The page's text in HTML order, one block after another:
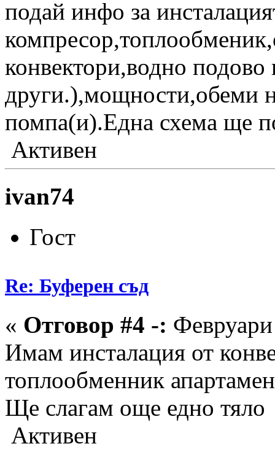
подай инфо за
конвектори,водно подово
други.),мощности,обеми
помпа(и).Една схема ще
Активен
ivan74
Гост
Re: Буферен съд
« Отговор #4 -:
Имам инсталация от
топлообменник
Ще слагам още едно тяло
Активен